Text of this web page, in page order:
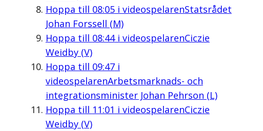
Hoppa till 08:05i videospelarenStatsrådet
Johan Forssell (M)
Hoppa till 08:44i videospelarenCiczie
Weidby (V)
Hoppa till 09:47i
videospelarenArbetsmarknads- och
integrationsminister Johan Pehrson (L)
Hoppa till 11:01 i videospelarenCiczie
Weidby (V)